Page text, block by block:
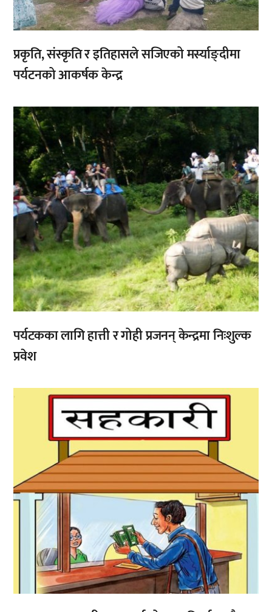
प्रकृति, संस्कृति र इतिहासले सजिएको मर्स्याङ्दीमा
पर्यटनको आकर्षक केन्द्र
, ,
पर्यटकका लागि हात्ती र गोही प्रजनन् केन्द्रमा निःशुल्क
प्रवेश
,